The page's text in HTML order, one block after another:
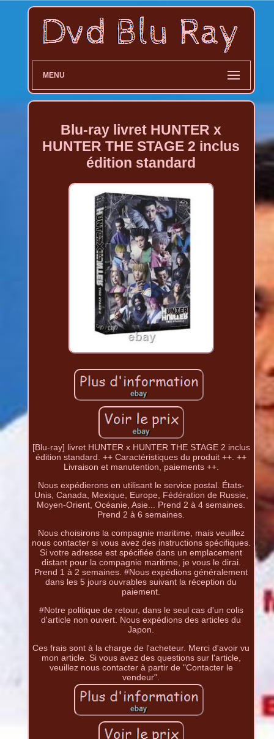
MENU
Blu-ray livret HUNTER x
HUNTER THE STAGE 2 inclus
édition standard
[Blu-ray] livret HUNTER x HUNTER THE STAGE 2 inclus
édition standard. ++ Caractéristiques du produit ++. ++
Livraison et manutention, paiements ++.
Nous expédierons en utilisant le service postal. États-
Unis, Canada, Mexique, Europe, Fédération de Russie,
Moyen-Orient, Océanie, Asie... Prend 2 à 4 semaines.
Prend 2 à 6 semaines.
Nous choisirons la compagnie maritime, mais veuillez
nous contacter si vous avez des instructions spécifiques.
Si votre adresse est spécifiée dans un emplacement
distant pour la compagnie maritime, je vous le dirai.
Prend 1 à 2 semaines. #Nous expédions généralement
dans les 5 jours ouvrables suivant la réception du
paiement.
#Notre politique de retour, dans le seul cas d'un colis
d'article non ouvert. Nous expédions des articles du
Japon.
Ces frais sont à la charge de l'acheteur. Merci d'avoir vu
mon article. Si vous avez des questions sur l'article,
veuillez nous contacter à partir de "Contacter le
vendeur".